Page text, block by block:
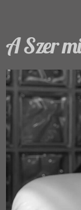
A Szer